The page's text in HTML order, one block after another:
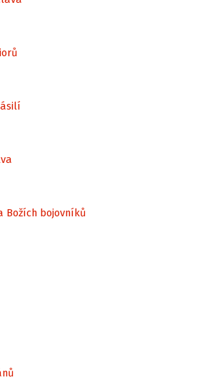
Božích bojovníků